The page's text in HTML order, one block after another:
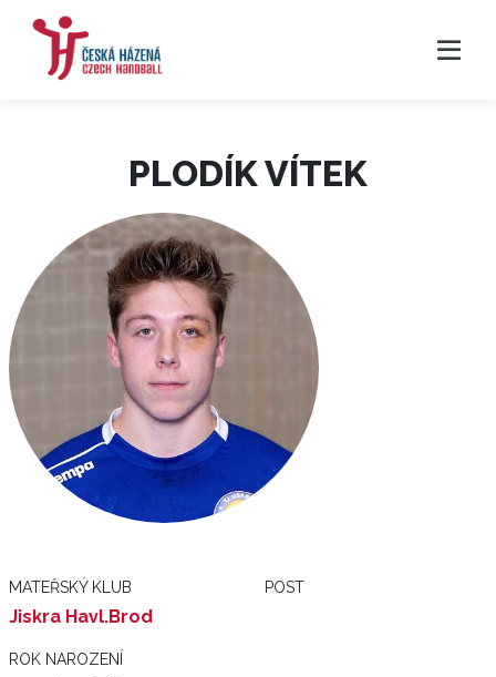
PLODÍK VÍTEK
MATEŘSKÝ KLUB
Jiskra Havl.Brod
POST
ROK NAROZENÍ